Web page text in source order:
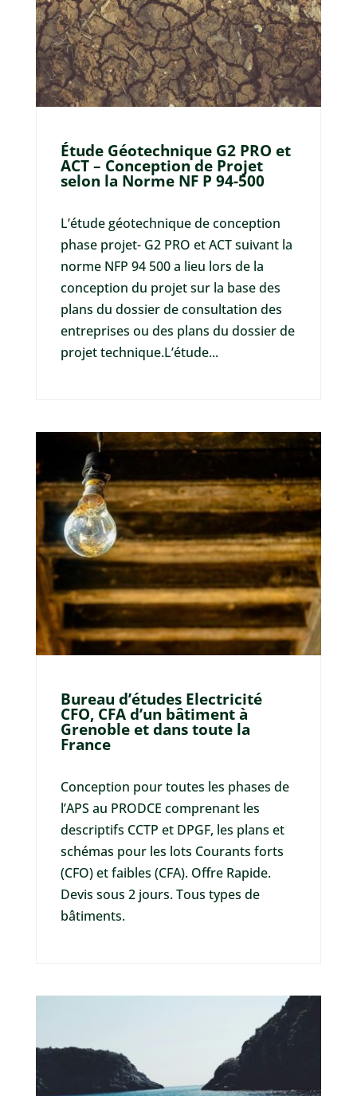
Étude Géotechnique G2 PRO et
ACT – Conception de Projet
selon la Norme NF P 94-500
L’étude géotechnique de conception
phase projet- G2 PRO et ACT suivant la
norme NFP 94 500 a lieu lors de la
conception du projet sur la base des
plans du dossier de consultation des
entreprises ou des plans du dossier de
projet technique.L’étude...
Bureau d’études Electricité
CFO, CFA d’un bâtiment à
Grenoble et dans toute la
France
Conception pour toutes les phases de
l’APS au PRODCE comprenant les
descriptifs CCTP et DPGF, les plans et
schémas pour les lots Courants forts
(CFO) et faibles (CFA). Offre Rapide.
Devis sous 2 jours. Tous types de
bâtiments.